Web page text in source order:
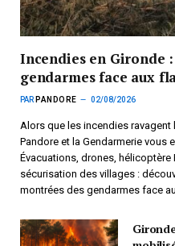
Incendies en Gironde
gendarmes face aux
PAR PANDORE 02/08/2026
Alors que les incendies ravagent
Pandore et la Gendarmerie vous
Évacuations, drones, hélicoptère
sécurisation des villages :
montrées des gendarmes face